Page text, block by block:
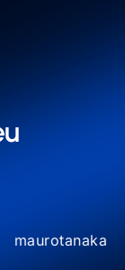
maurotanaka